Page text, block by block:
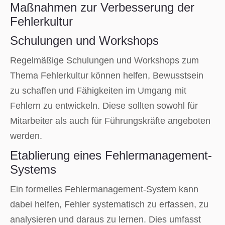
Maßnahmen zur Verbesserung der
Fehlerkultur
Schulungen und Workshops
Regelmäßige Schulungen und Workshops zum
Thema Fehlerkultur können helfen, Bewusstsein
zu schaffen und Fähigkeiten im Umgang mit
Fehlern zu entwickeln. Diese sollten sowohl für
Mitarbeiter als auch für Führungskräfte angeboten
werden.
Etablierung eines Fehlermanagement-
Systems
Ein formelles Fehlermanagement-System kann
dabei helfen, Fehler systematisch zu erfassen, zu
analysieren und daraus zu lernen. Dies umfasst